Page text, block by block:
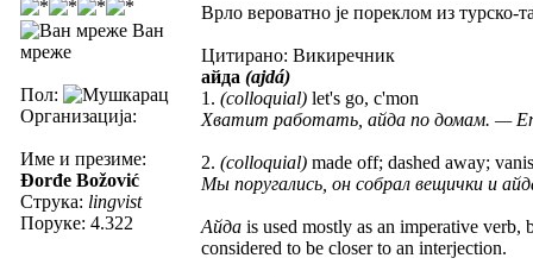
Ван
мреже
Пол:
Организација:
Име и презиме:
Đorđe Božović
Струка: lingvist
Поруке: 4.322
Врло вероватно је пореклом из турско-
Цитирано: Викиречник
айда (ajdá)
1. (colloquial) let's go, c'mon
Хватит работать, айда по домам. —
2. (colloquial) made off; dashed away;
Мы поругались, он собрал вещички и
Айда is used mostly as an imperative
considered to be closer to an interjection.